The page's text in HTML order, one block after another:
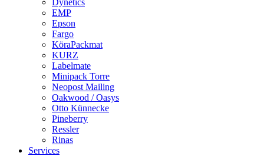
Dynetics
EMP
Epson
Fargo
KöraPackmat
KURZ
Labelmate
Minipack Torre
Neopost Mailing
Oakwood / Oasys
Otto Künnecke
Pineberry
Ressler
Rinas
Services